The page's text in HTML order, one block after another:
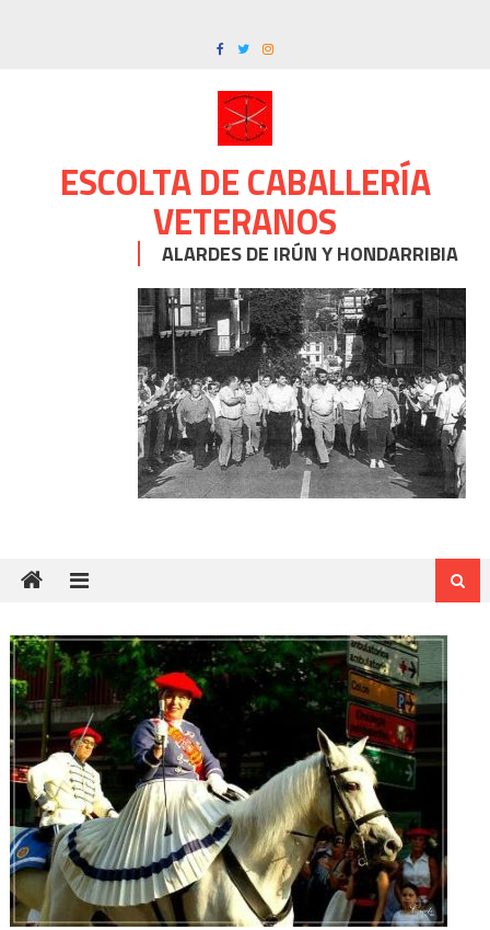
ESCOLTA DE CABALLERÍA
VETERANOS
ALARDES DE IRÚN Y HONDARRIBIA